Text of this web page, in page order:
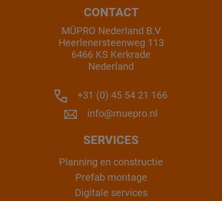
CONTACT
MÜPRO Nederland B.V
Heerlenersteenweg 113
6466 KS Kerkrade
Nederland
+31 (0) 45 54 21 166
info@muepro.nl
SERVICES
Planning en constructie
Prefab montage
Digitale services